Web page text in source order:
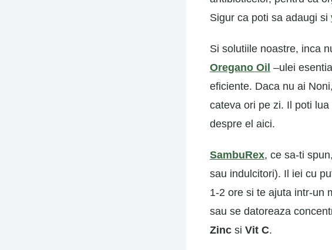
Sigur ca poti sa adaugi si
Si solutiile noastre, inca
Oregano Oil –ulei
eficiente. Daca nu ai
cateva ori pe zi. Il poti
despre el aici.
SambuRex, ce sa-ti
sau indulcitori). Il iei cu
1-2 ore si te ajuta intr-un
sau se datoreaza
Zinc si Vit C.